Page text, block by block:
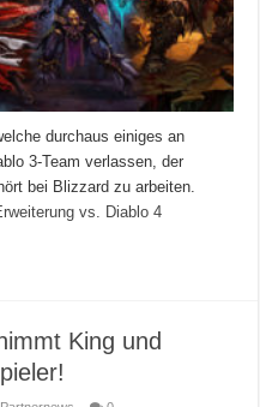
durchaus einiges an
3-Team verlassen, der
bei Blizzard zu arbeiten.
vs. Diablo 4
King und